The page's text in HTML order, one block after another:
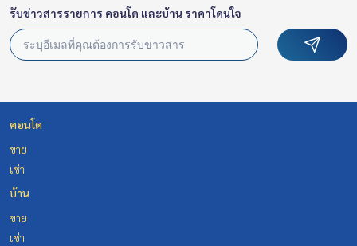
รับข่าวสารรายการ คอนโด และบ้าน ราคาโดนใจ
คอนโด
ขาย
เช่า
บ้าน
ขาย
เช่า